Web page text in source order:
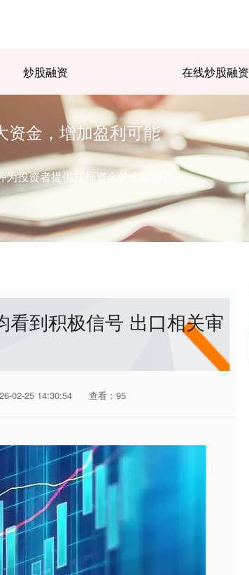
炒股融资 在线炒股融资
资金，增加盈利可能
为投资者提供杠杆资金的金融服务！
看到积极信号 出口相关审
02-25 14:30:54 查看：95